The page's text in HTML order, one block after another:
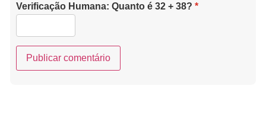
Verificação Humana: Quanto é 32 + 38? *